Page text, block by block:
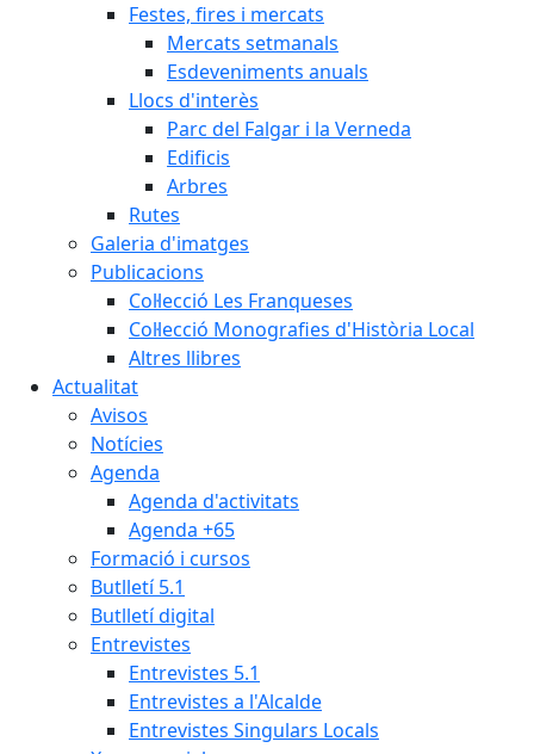
Festes, fires i mercats
Mercats setmanals
Esdeveniments anuals
Llocs d'interès
Parc del Falgar i la Verneda
Edificis
Arbres
Rutes
Galeria d'imatges
Publicacions
Col·lecció Les Franqueses
Col·lecció Monografies d'Història Local
Altres llibres
Actualitat
Avisos
Notícies
Agenda
Agenda d'activitats
Agenda +65
Formació i cursos
Butlletí 5.1
Butlletí digital
Entrevistes
Entrevistes 5.1
Entrevistes a l'Alcalde
Entrevistes Singulars Locals